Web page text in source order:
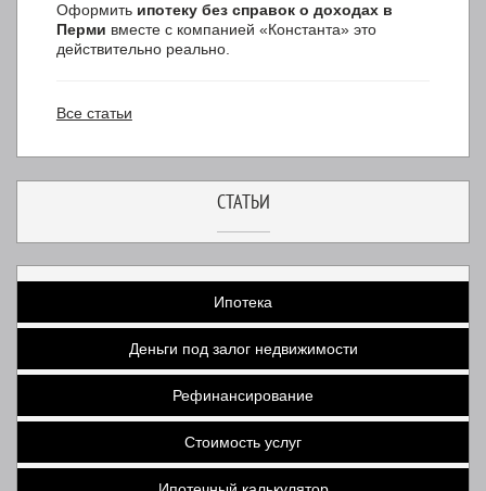
Оформить ипотеку без справок о доходах в
Перми вместе с компанией «Константа» это
действительно реально.
Все статьи
СТАТЬИ
Ипотека
Деньги под залог недвижимости
Рефинансирование
Стоимость услуг